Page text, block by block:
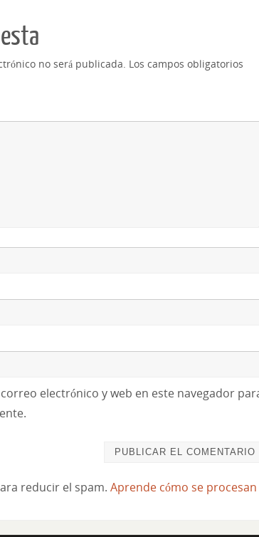
no será publicada. Los campos obligatorios
electrónico y web en este navegador
reducir el spam. Aprende cómo se